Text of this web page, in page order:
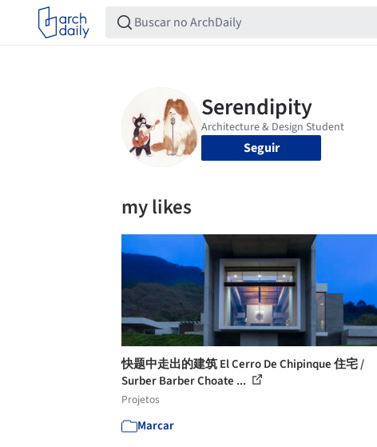
Seguir
my likes
快题中走出的建筑 El Cerro De Chipinque 住宅 /
Surber Barber Choate ...
Projetos
Marcar